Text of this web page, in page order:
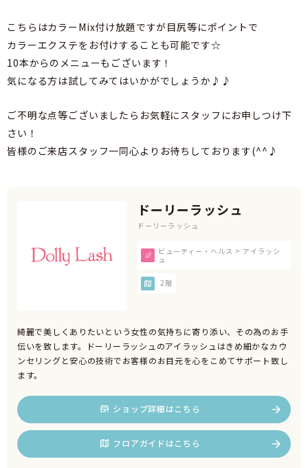
こちらはカラーMix付け放題ですが目尻等にポイントで
カラーエクステをお付けすることも可能です☆
10本からのメニューもございます！
気になる方は試してみてはいかがでしょうか♪♪
ご不明な点等ございましたらお気軽にスタッフにお申しつけ下
さい！
皆様のご来店スタッフ一同心よりお待ちしております(^^♪
ドーリーラッシュ
ドーリーラッシュ
ビューティー・ヘルス > アイラッシ
ュ
2階
綺麗で美しくありたいという女性の気持ちに寄り添い、その為のお手
伝いを致します。ドーリーラッシュのアイラッシュはきめ細かなカウ
ンセリングと安心の技術でお客様のお目元を心をこめてサポート致し
ます。
ショップ詳細はこちら
フロアガイドはこちら